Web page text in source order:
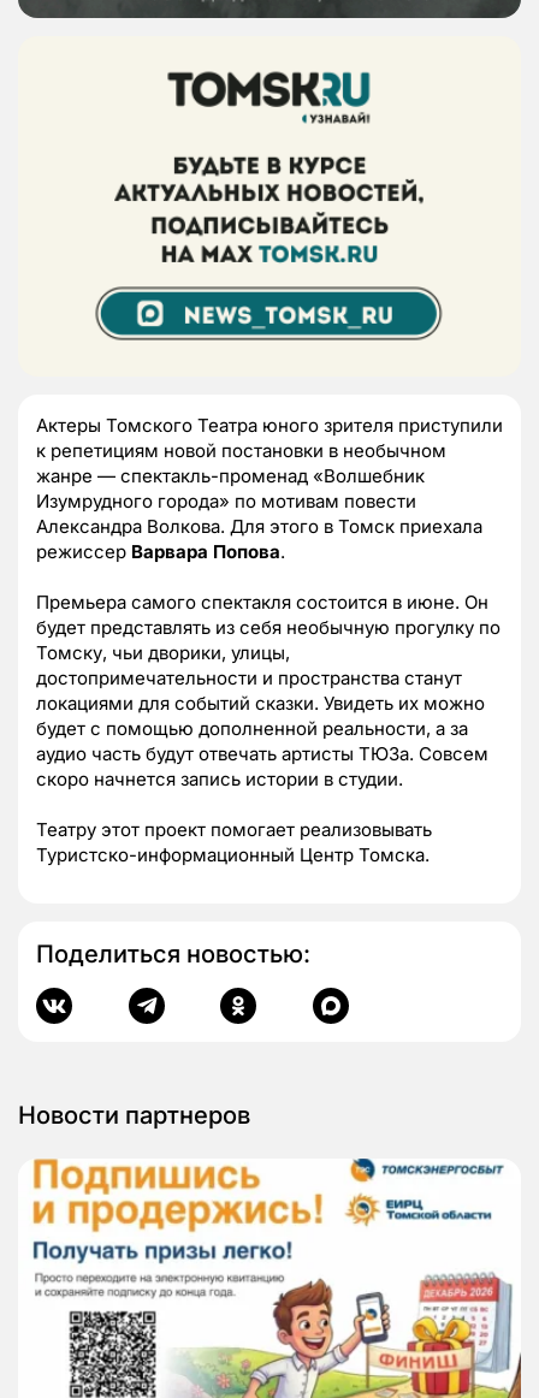
Актеры Томского Театра юного зрителя приступили
к репетициям новой постановки в необычном
жанре — спектакль-променад «Волшебник
Изумрудного города» по мотивам повести
Александра Волкова. Для этого в Томск приехала
режиссер Варвара Попова.
Премьера самого спектакля состоится в июне. Он
будет представлять из себя необычную прогулку по
Томску, чьи дворики, улицы,
достопримечательности и пространства станут
локациями для событий сказки. Увидеть их можно
будет с помощью дополненной реальности, а за
аудио часть будут отвечать артисты ТЮЗа. Совсем
скоро начнется запись истории в студии.
Театру этот проект помогает реализовывать
Туристско-информационный Центр Томска.
Поделиться новостью:
Новости партнеров